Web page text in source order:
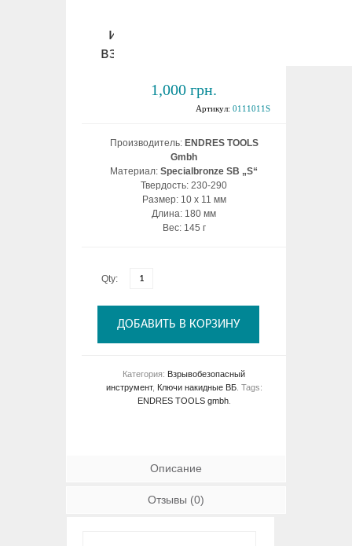
изогнутый 10х11 мм
взрывобезопасный ВБ
1,000 грн.
Артикул: 0111011S
Производитель: ENDRES TOOLS
Gmbh
Материал: Specialbronze SB „S“
Твердость: 230-290
Размер: 10 х 11 мм
Длина: 180 мм
Вес: 145 г
Qty:
ДОБАВИТЬ В КОРЗИНУ
Категория: Взрывобезопасный
инструмент, Ключи накидные ВБ. Tags:
ENDRES TOOLS gmbh.
Описание
Отзывы (0)